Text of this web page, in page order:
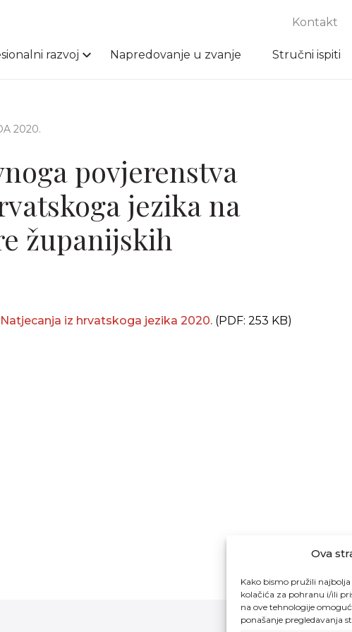
Ova
Kako bismo pružili
kolačića za pohranu i/ili
na ove tehnologije
ponašanje pregledavanja
Kontakt
razvoj Napredovanje u zvanje Stručni ispiti
2020.
povjerenstva
jezika na
županijskih
iz hrvatskoga jezika 2020. (PDF: 253 KB)